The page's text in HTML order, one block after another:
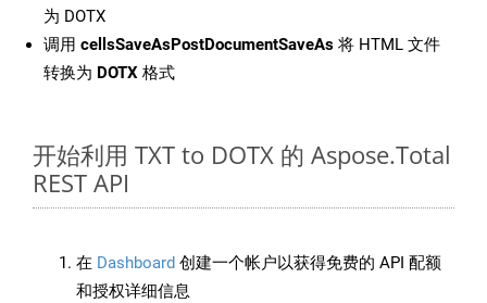
为 DOTX
调用 cellsSaveAsPostDocumentSaveAs 将 HTML 文件
转换为 DOTX 格式
开始利用 TXT to DOTX 的 Aspose.Total
REST API
在 Dashboard 创建一个帐户以获得免费的 API 配额
和授权详细信息